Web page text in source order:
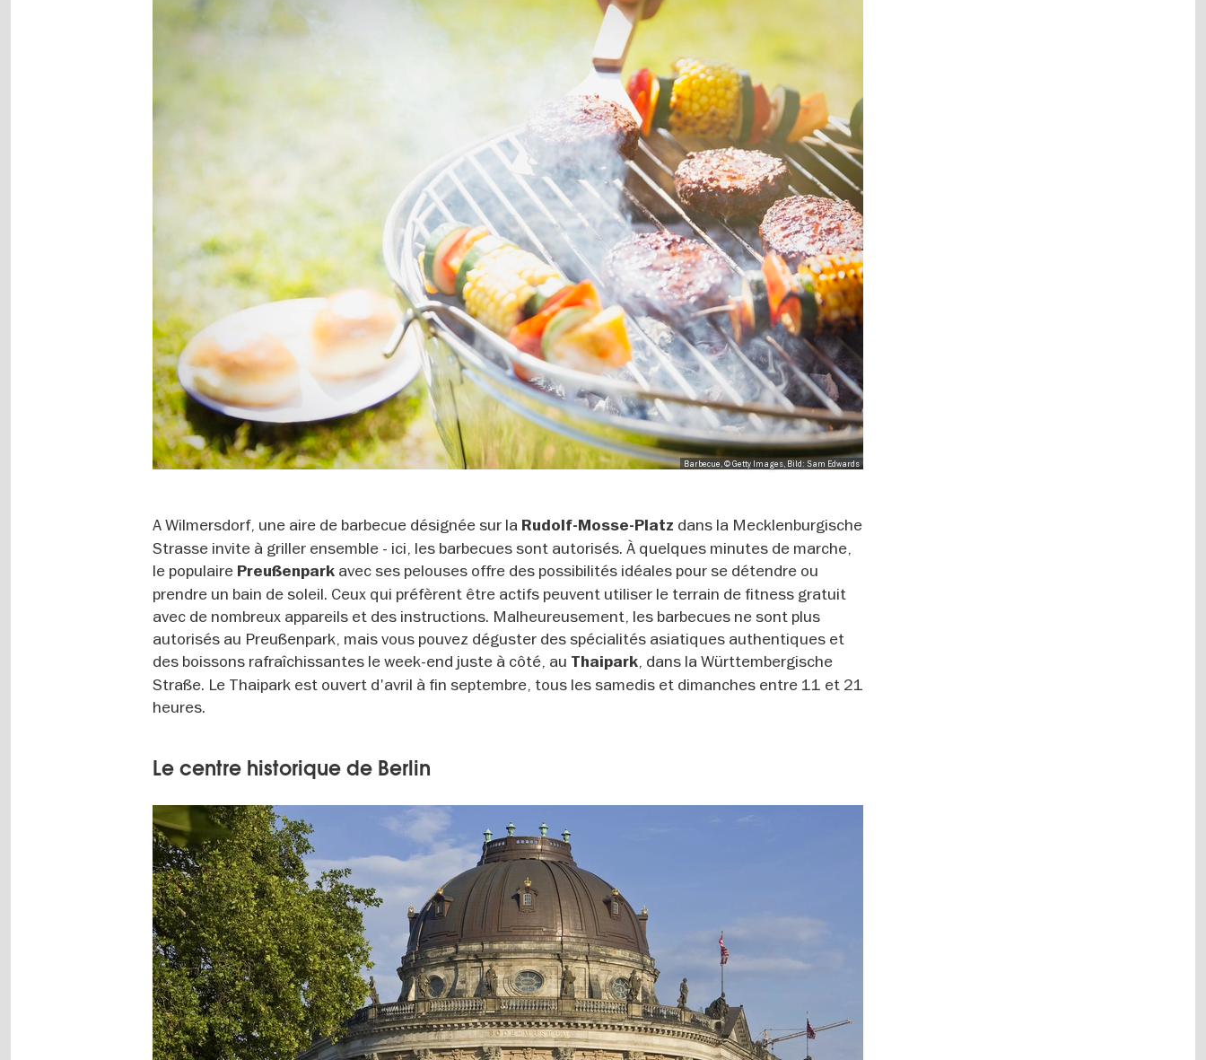
Barbecue, © Getty Images, Bild: Sam Edwards
A Wilmersdorf, une aire de barbecue désignée sur la Rudolf-Mosse-Platz dans la Mecklenburgische
Strasse invite à griller ensemble - ici, les barbecues sont autorisés. À quelques minutes de marche,
le populaire Preußenpark avec ses pelouses offre des possibilités idéales pour se détendre ou
prendre un bain de soleil. Ceux qui préfèrent être actifs peuvent utiliser le terrain de fitness gratuit
avec de nombreux appareils et des instructions. Malheureusement, les barbecues ne sont plus
autorisés au Preußenpark, mais vous pouvez déguster des spécialités asiatiques authentiques et
des boissons rafraîchissantes le week-end juste à côté, au Thaipark, dans la Württembergische
Straße. Le Thaipark est ouvert d'avril à fin septembre, tous les samedis et dimanches entre 11 et 21
heures.
Le centre historique de Berlin